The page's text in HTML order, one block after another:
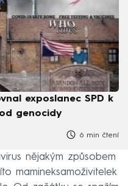
exposlanec SPD k
genocidy
6 min čtení
nějakým způsobem
mamineksamoživitelek